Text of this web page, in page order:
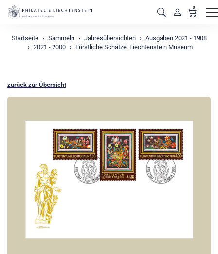
0
Startseite Sammeln Jahresübersichten
Ausgaben 2021 - 1908
2021 - 2000
Fürstliche Schätze: Liechtenstein Museum
zurück zur Übersicht